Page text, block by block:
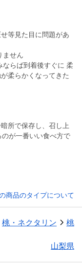
等見た目に問題があ
ません
らば到着後すぐに 柔
柔らかくなってきた
所で保存し、召し上
が一番いい食べ方で
商品のタイプについて
桃・ネクタリン 桃
山梨県